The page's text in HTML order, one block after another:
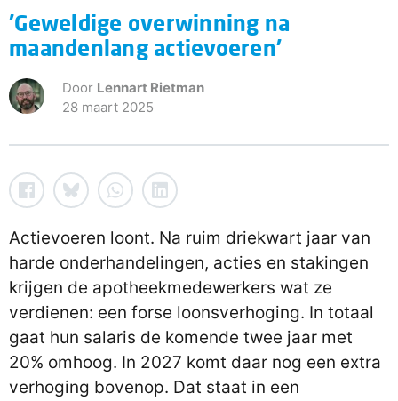
'Geweldige overwinning na
maandenlang actievoeren'
Door Lennart Rietman
28 maart 2025
Actievoeren loont. Na ruim driekwart jaar van
harde onderhandelingen, acties en stakingen
krijgen de apotheekmedewerkers wat ze
verdienen: een forse loonsverhoging. In totaal
gaat hun salaris de komende twee jaar met
20% omhoog. In 2027 komt daar nog een extra
verhoging bovenop. Dat staat in een